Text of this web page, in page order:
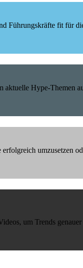
Führungskräfte fit für
aktuelle Hype-Themen
umzusetzen
um Trends